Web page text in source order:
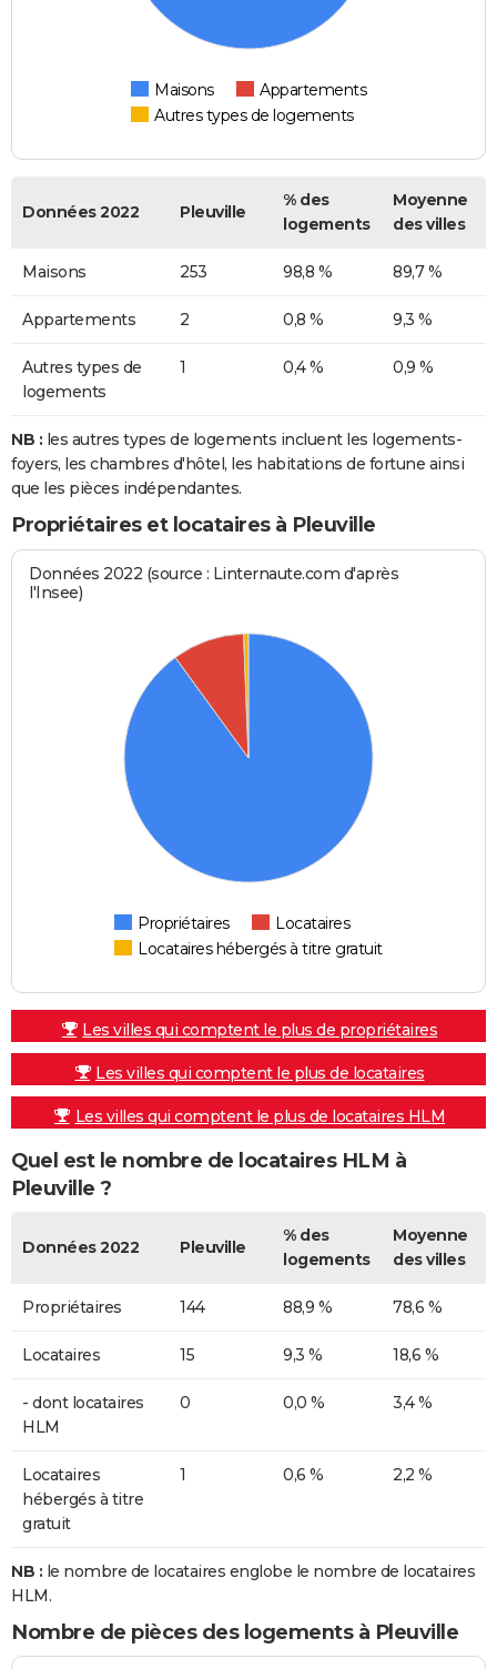
Maisons
Appartements
Autres types de logements
Données 2022 Pleuville
% des
logements
Moyenne
des villes
Maisons 253 98,8 % 89,7 %
Appartements 2 0,8 % 9,3 %
Autres types de
logements
1 0,4 % 0,9 %
NB : les autres types de logements incluent les logements-
foyers, les chambres d'hôtel, les habitations de fortune ainsi
que les pièces indépendantes.
Propriétaires et locataires à Pleuville
Données 2022 (source : Linternaute.com d'après
l'Insee)
Propriétaires
Locataires
Locataires hébergés à titre gratuit
Les villes qui comptent le plus de propriétaires
Les villes qui comptent le plus de locataires
Les villes qui comptent le plus de locataires HLM
Quel est le nombre de locataires HLM à
Pleuville ?
Données 2022 Pleuville
% des
logements
Moyenne
des villes
Propriétaires 144 88,9 % 78,6 %
Locataires 15 9,3 % 18,6 %
- dont locataires
HLM
0 0,0 % 3,4 %
Locataires
hébergés à titre
gratuit
1 0,6 % 2,2 %
NB : le nombre de locataires englobe le nombre de locataires
HLM.
Nombre de pièces des logements à Pleuville